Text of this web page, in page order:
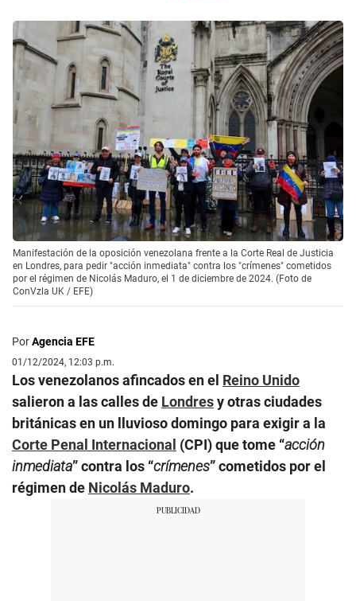
Manifestación de la oposición venezolana frente a la Corte Real de Justicia
en Londres, para pedir "acción inmediata" contra los "crímenes" cometidos
por el régimen de Nicolás Maduro, el 1 de diciembre de 2024. (Foto de
ConVzla UK / EFE)
PorAgencia EFE
01/12/2024, 12:03 p.m.
Los venezolanos afincados en el Reino Unido
salieron a las calles de Londresy otras ciudades
británicas en un lluvioso domingo para exigir a la
Corte Penal Internacional (CPI) que tome “acción
inmediata” contra los “crímenes” cometidos por el
régimen de Nicolás Maduro.